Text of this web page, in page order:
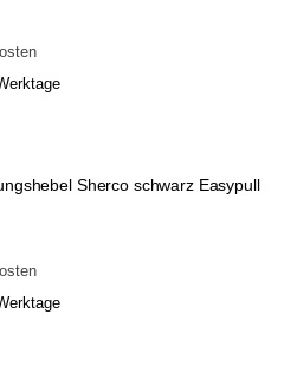
Sherco schwarz Easypull